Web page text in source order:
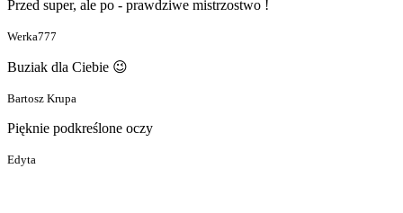
Przed super, ale po - prawdziwe mistrzostwo !
Werka777
Buziak dla Ciebie 😉
Bartosz Krupa
Pięknie podkreślone oczy
Edyta